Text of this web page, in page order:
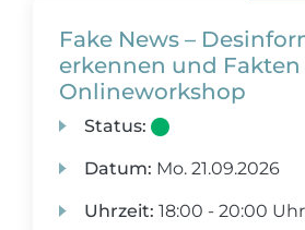
Fake News –
erkennen und
Onlineworkshop
Status:
Datum: Mo. 21.09.2026
Uhrzeit: 18:00 - 20:00 Uhr